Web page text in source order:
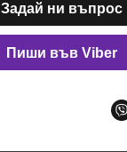
Задай ни въпрос
Пиши във Viber